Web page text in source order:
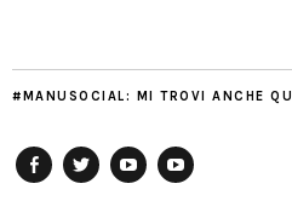
#MANUSOCIAL: MI TROVI ANCHE QUI